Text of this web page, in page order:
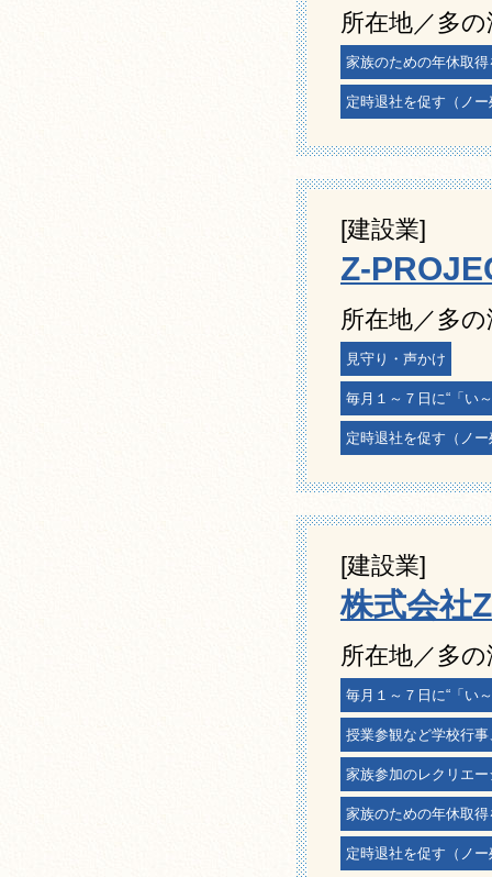
所在地／多
家族のための年休取得
定時退社を促す（ノ
[建設業]
Z-
所在地／多
見守り・声かけ
毎月１～７日に“「い
定時退社を促す（ノ
[建設業]
株式会社
所在地／多
毎月１～７日に“「い
授業参観など学校行
家族参加のレクリエ
家族のための年休取得
定時退社を促す（ノ